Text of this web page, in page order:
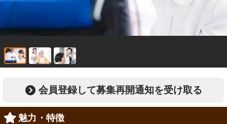
会員登録して募集再開通知を受け取る
魅力・特徴